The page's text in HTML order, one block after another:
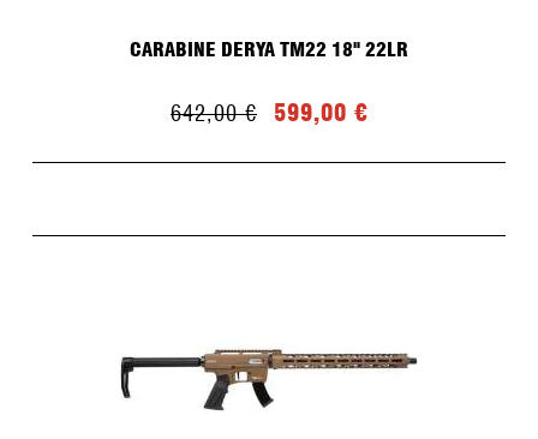
CARABINE DERYA TM22 18" 22LR
642,00 € 599,00 €